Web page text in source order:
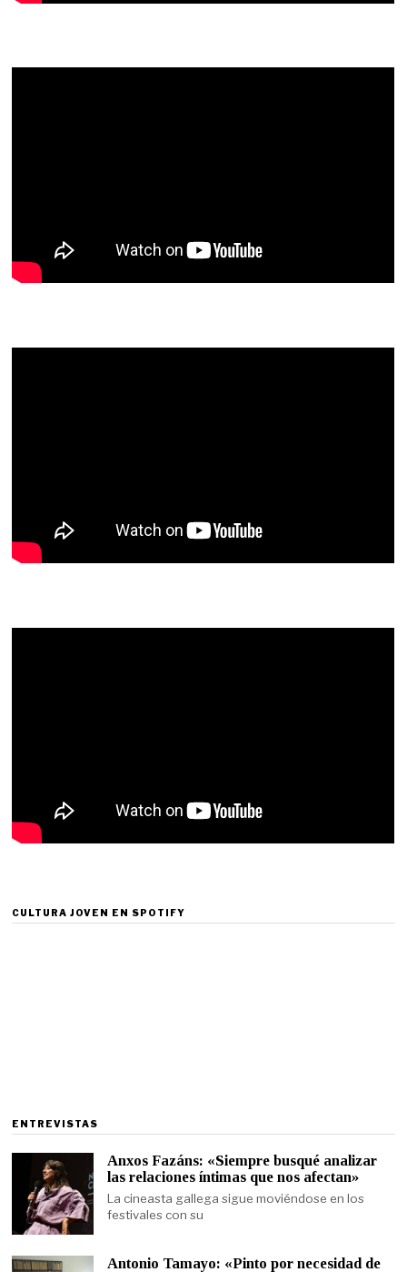
CULTURA JOVEN EN SPOTIFY
ENTREVISTAS
Anxos Fazáns: «Siempre busqué analizar
las relaciones íntimas que nos afectan»
La cineasta gallega sigue moviéndose en los
festivales con su
Antonio Tamayo: «Pinto por necesidad de